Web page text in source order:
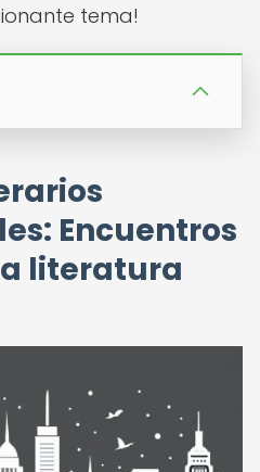
tema!
Encuentros
literatura